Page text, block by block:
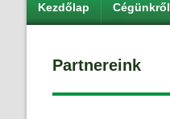
Kezdőlap Cégünkről
Partnereink